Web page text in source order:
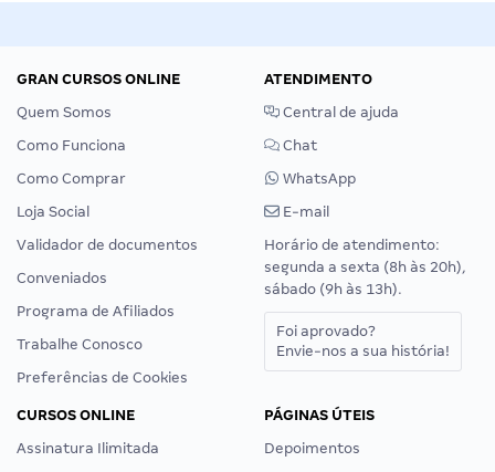
GRAN CURSOS ONLINE
Quem Somos
Como Funciona
Como Comprar
Loja Social
Validador de documentos
Conveniados
Programa de Afiliados
Trabalhe Conosco
Preferências de Cookies
ATENDIMENTO
Central de ajuda
Chat
WhatsApp
E-mail
Horário de atendimento:
segunda a sexta (8h às 20h),
sábado (9h às 13h).
Foi aprovado?
Envie-nos a sua história!
CURSOS ONLINE
Assinatura Ilimitada
PÁGINAS ÚTEIS
Depoimentos